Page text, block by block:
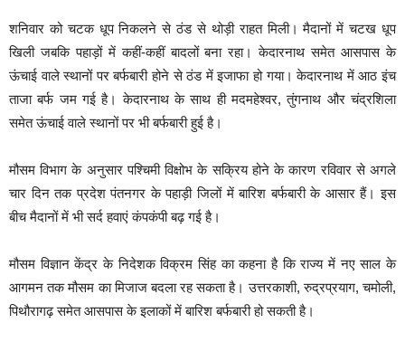
शनिवार को चटक धूप निकलने से ठंड से थोड़ी राहत मिली। मैदानों में चटख धूप
खिली जबकि पहाड़ों में कहीं-कहीं बादलों बना रहा। केदारनाथ समेत आसपास के
ऊंचाई वाले स्थानों पर बर्फबारी होने से ठंड में इजाफा हो गया। केदारनाथ में आठ इंच
ताजा बर्फ जम गई है। केदारनाथ के साथ ही मदमहेश्वर, तुंगनाथ और चंद्रशिला
समेत ऊंचाई वाले स्थानों पर भी बर्फबारी हुई है।
मौसम विभाग के अनुसार पश्चिमी विक्षोभ के सक्रिय होने के कारण रविवार से अगले
चार दिन तक प्रदेश पंतनगर के पहाड़ी जिलों में बारिश बर्फबारी के आसार हैं। इस
बीच मैदानों में भी सर्द हवाएं कंपकंपी बढ़ गई है।
मौसम विज्ञान केंद्र के निदेशक विक्रम सिंह का कहना है कि राज्य में नए साल के
आगमन तक मौसम का मिजाज बदला रह सकता है। उत्तरकाशी, रुद्रप्रयाग, चमोली,
पिथौरागढ़ समेत आसपास के इलाकों में बारिश बर्फबारी हो सकती है।